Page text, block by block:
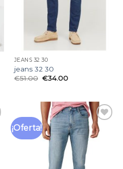
JEANS 32 30
jeans 32 30
€51.00 €34.00
¡Oferta!
Añadir
a la